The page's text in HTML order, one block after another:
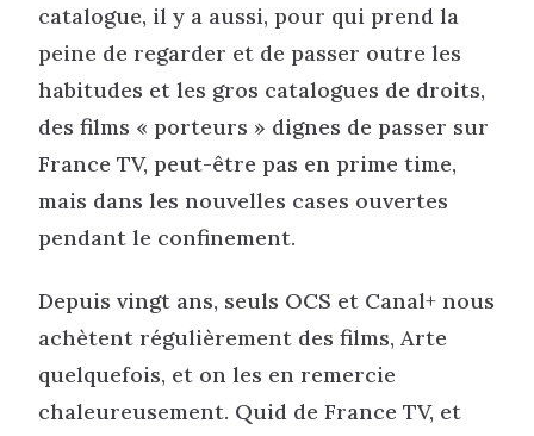
catalogue, il y a aussi, pour qui prend la
peine de regarder et de passer outre les
habitudes et les gros catalogues de droits,
des films « porteurs » dignes de passer sur
France TV, peut-être pas en prime time,
mais dans les nouvelles cases ouvertes
pendant le confinement.
Depuis vingt ans, seuls OCS et Canal+ nous
achètent régulièrement des films, Arte
quelquefois, et on les en remercie
chaleureusement. Quid de France TV, et